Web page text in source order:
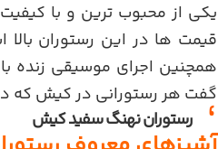
یکی از محبوب ترین و با
قیمت ها در این رستوران
همچنین اجرای موسیقی زنده
گفت هر رستورانی در کیش که
رستوران نهنگ سفید کیش